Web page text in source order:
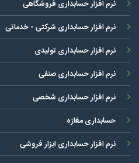
نرم افزار حسابداری فروشگاهی
نرم افزار حسابداری شرکتی - خدماتی
نرم افزار حسابداری تولیدی
نرم افزار حسابداری صنفی
نرم افزار حسابداری شخصی
حسابداری مغازه
نرم افزار حسابداری ابزار فروشی